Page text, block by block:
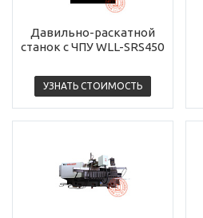
Давильно-раскатной
станок с ЧПУ WLL-SRS450
УЗНАТЬ СТОИМОСТЬ